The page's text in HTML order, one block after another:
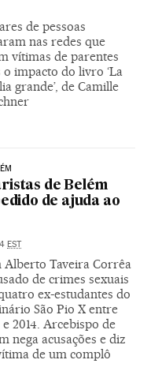
de pessoas
nas redes que
vítimas de parentes
o impacto do livro ‘La
grande’, de Camille
de Belém
de ajuda ao
EST
Alberto Taveira Corrêa
de crimes sexuais
ex-estudantes do
São Pio X entre
e 2014. Arcebispo de
nega acusações e diz
de um complô